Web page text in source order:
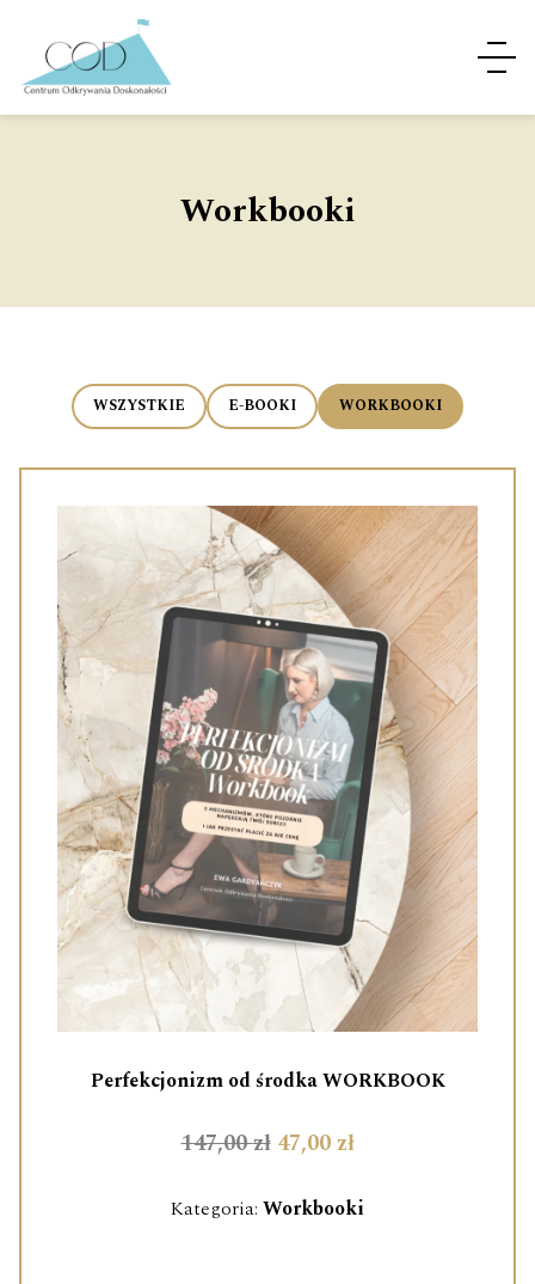
Workbooki
WSZYSTKIE E-BOOKI WORKBOOKI
Perfekcjonizm od środka WORKBOOK
147,00zł 47,00 zł
Kategoria: Workbooki